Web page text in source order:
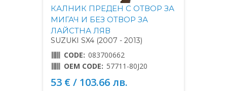
КАЛНИК ПРЕДЕН С ОТВОР ЗА
МИГАЧ И БЕЗ ОТВОР ЗА
ЛАЙСТНА ЛЯВ
SUZUKI SX4 (2007 - 2013)
CODE: 083700662
OEM CODE: 57711-80J20
53 € / 103.66 лв.